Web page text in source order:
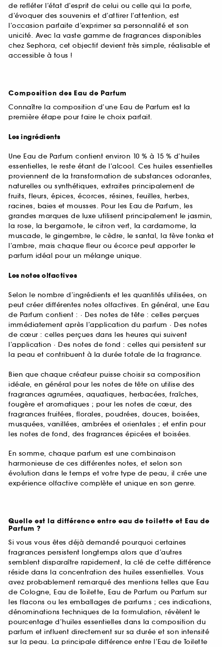
de refléter l’état d’esprit de celui ou celle qui la porte,
d’évoquer des souvenirs et d’attirer l’attention, est
l’occasion parfaite d’exprimer sa personnalité et son
unicité. Avec la vaste gamme de fragrances disponibles
chez Sephora, cet objectif devient très simple, réalisable et
accessible à tous !
Composition des Eau de Parfum
Connaître la composition d’une Eau de Parfum est la
première étape pour faire le choix parfait.
Les ingrédients
Une Eau de Parfum contient environ 10 % à 15 % d’huiles
essentielles, le reste étant de l’alcool. Ces huiles essentielles
proviennent de la transformation de substances odorantes,
naturelles ou synthétiques, extraites principalement de
fruits, fleurs, épices, écorces, résines, feuilles, herbes,
racines, baies et mousses. Pour les Eau de Parfum, les
grandes marques de luxe utilisent principalement le jasmin,
la rose, la bergamote, le citron vert, la cardamome, la
muscade, le gingembre, le cèdre, le santal, la fève tonka et
l’ambre, mais chaque fleur ou écorce peut apporter le
parfum idéal pour un mélange unique.
Les notes olfactives
Selon le nombre d’ingrédients et les quantités utilisées, on
peut créer différentes notes olfactives. En général, une Eau
de Parfum contient : · Des notes de tête : celles perçues
immédiatement après l’application du parfum · Des notes
de cœur : celles perçues dans les heures qui suivent
l’application · Des notes de fond : celles qui persistent sur
la peau et contribuent à la durée totale de la fragrance.
Bien que chaque créateur puisse choisir sa composition
idéale, en général pour les notes de tête on utilise des
fragrances agrumées, aquatiques, herbacées, fraîches,
fougère et aromatiques ; pour les notes de cœur, des
fragrances fruitées, florales, poudrées, douces, boisées,
musquées, vanillées, ambrées et orientales ; et enfin pour
les notes de fond, des fragrances épicées et boisées.
En somme, chaque parfum est une combinaison
harmonieuse de ces différentes notes, et selon son
évolution dans le temps et votre type de peau, il crée une
expérience olfactive complète et unique en son genre.
Quelle est la différence entre eau de toilette et Eau de
Parfum ?
Si vous vous êtes déjà demandé pourquoi certaines
fragrances persistent longtemps alors que d’autres
semblent disparaître rapidement, la clé de cette différence
réside dans la concentration des huiles essentielles. Vous
avez probablement remarqué des mentions telles que Eau
de Cologne, Eau de Toilette, Eau de Parfum ou Parfum sur
les flacons ou les emballages de parfums ; ces indications,
dénominations techniques de la formulation, révèlent le
pourcentage d’huiles essentielles dans la composition du
parfum et influent directement sur sa durée et son intensité
sur la peau. La principale différence entre l’Eau de Toilette